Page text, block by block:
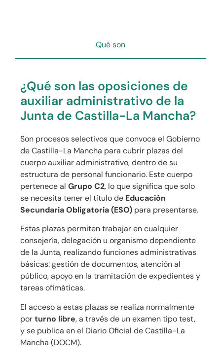
Qué son
¿Qué son las oposiciones de
auxiliar administrativo de la
Junta de Castilla-La Mancha?
Son procesos selectivos que convoca el Gobierno
de Castilla-La Mancha para cubrir plazas del
cuerpo auxiliar administrativo, dentro de su
estructura de personal funcionario. Este cuerpo
pertenece alGrupo C2, lo que significa que solo
se necesita tener el título de Educación
Secundaria Obligatoria (ESO) para presentarse.
Estas plazas permiten trabajar en cualquier
consejería, delegación u organismo dependiente
de la Junta, realizando funciones administrativas
básicas: gestión de documentos, atención al
público, apoyo en la tramitación de expedientes y
tareas ofimáticas.
El acceso a estas plazas se realiza normalmente
porturno libre, a través de un examen tipo test,
y se publica en el Diario Oficial de Castilla-La
Mancha (DOCM).